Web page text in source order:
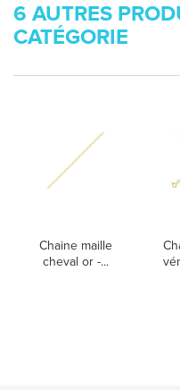
6 AUTRES
CATÉGORIE
Chaine maille
cheval or -...